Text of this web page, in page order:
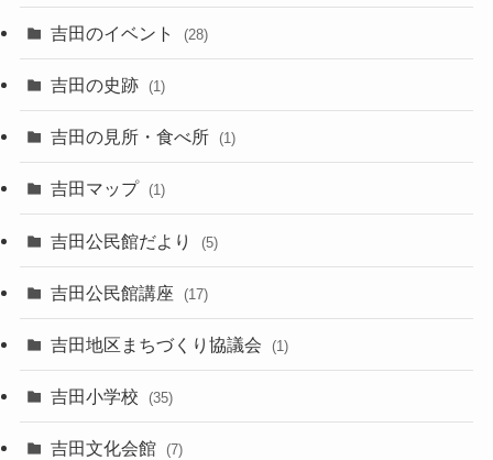
吉田のイベント (28)
吉田の史跡 (1)
吉田の見所・食べ所 (1)
吉田マップ (1)
吉田公民館だより (5)
吉田公民館講座 (17)
吉田地区まちづくり協議会 (1)
吉田小学校 (35)
吉田文化会館 (7)